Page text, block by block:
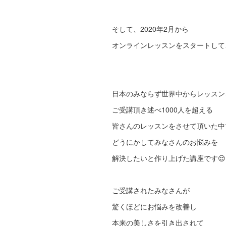
そして、2020年2月から
オンラインレッスンをスタートして
日本のみならず世界中からレッス
ご受講頂き述べ1000人を超える
皆さんのレッスンをさせて頂いた中
どうにかしてみなさんのお悩みを
解決したいと作り上げた講座です😌
ご受講されたみなさんが
驚くほどにお悩みを改善し
本来の美しさを引き出されて